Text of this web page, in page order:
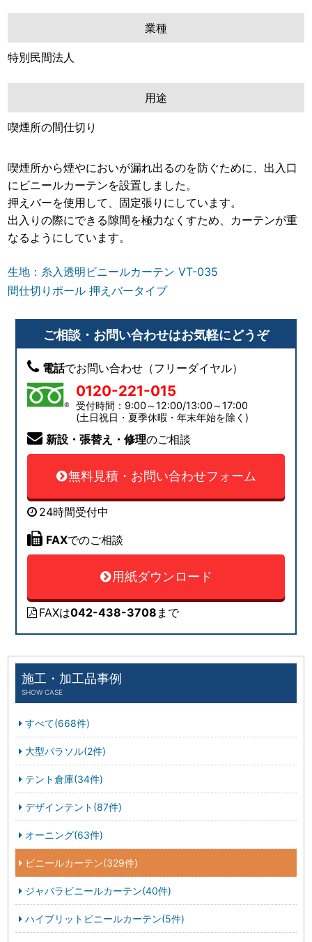
業種
特別民間法人
用途
喫煙所の間仕切り
喫煙所から煙やにおいが漏れ出るのを防ぐために、出入口
にビニールカーテンを設置しました。
押えバーを使用して、固定張りにしています。
出入りの際にできる隙間を極力なくすため、カーテンが重
なるようにしています。
生地：糸入透明ビニールカーテン VT-035
間仕切りポール 押えバータイプ
ご相談・お問い合わせはお気軽にどうぞ
電話でお問い合わせ（フリーダイヤル）
0120-221-015
受付時間：9:00～12:00/13:00～17:00
(土日祝日・夏季休暇・年末年始を除く)
新設・張替え・修理のご相談
無料見積・お問い合わせフォーム
24時間受付中
FAXでのご相談
用紙ダウンロード
FAXは042-438-3708 まで
施工・加工品事例
SHOW CASE
すべて(668件)
大型パラソル(2件)
テント倉庫(34件)
デザインテント(87件)
オーニング(63件)
ビニールカーテン(329件)
ジャバラビニールカーテン(40件)
ハイブリットビニールカーテン(5件)